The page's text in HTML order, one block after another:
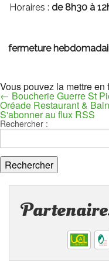
Horaires : de 8h30 à
fermeture
Vous pouvez la mettre en
← Boucherie Guerre St
Oréade Restaurant &
S'abonner au flux RSS
Rechercher :